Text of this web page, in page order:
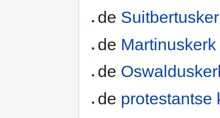
de
de Martinuskerk
de
de protestantse